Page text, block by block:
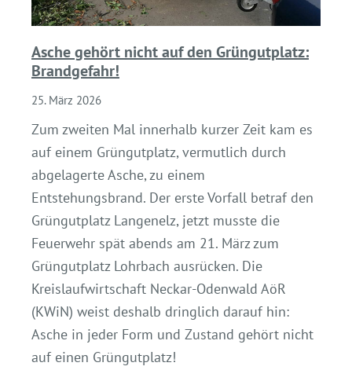
Asche gehört nicht auf den Grüngutplatz:
Brandgefahr!
25. März 2026
Zum zweiten Mal innerhalb kurzer Zeit kam es
auf einem Grüngutplatz, vermutlich durch
abgelagerte Asche, zu einem
Entstehungsbrand. Der erste Vorfall betraf den
Grüngutplatz Langenelz, jetzt musste die
Feuerwehr spät abends am 21. März zum
Grüngutplatz Lohrbach ausrücken. Die
Kreislaufwirtschaft Neckar-Odenwald AöR
(KWiN) weist deshalb dringlich darauf hin:
Asche in jeder Form und Zustand gehört nicht
auf einen Grüngutplatz!